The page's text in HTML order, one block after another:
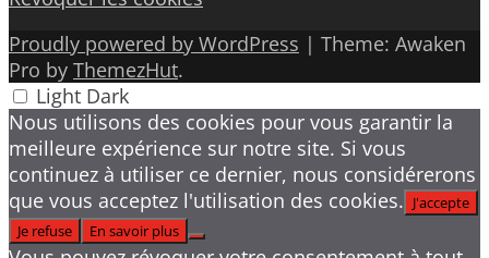
Proudly powered by WordPress | Theme: Awaken
Pro by ThemezHut.
Light Dark
Nous utilisons des cookies pour vous garantir la
meilleure expérience sur notre site. Si vous
continuez à utiliser ce dernier, nous considérerons
que vous acceptez l'utilisation des cookies. J'accepte
Je refuse
En savoir plus